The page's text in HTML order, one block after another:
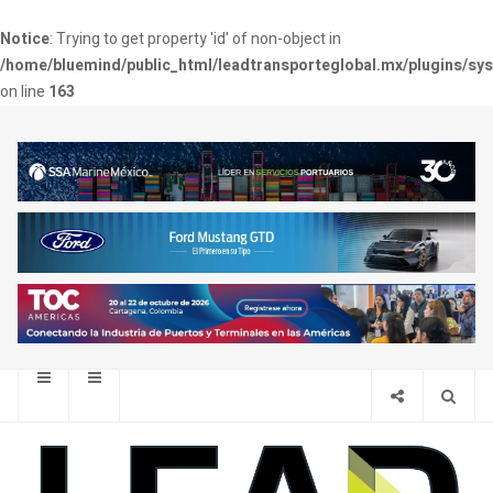
Notice: Trying to get property 'id' of non-object in
/home/bluemind/public_html/leadtransporteglobal.mx/plugins/
on line 163